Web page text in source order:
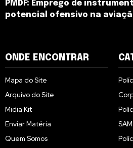
PMDF: Emprego de
potencial ofensivo na
ONDE ENCONTRAR
Mapa do Site
Arquivo do Site
Midia Kit
Enviar Matéria
Quem Somos